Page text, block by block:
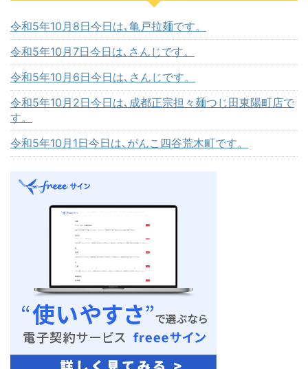
令和5年10月8日今日は､亀戸拉麺です。
令和5年10月7日今日は､さんじです。
令和5年10月6日今日は､さんじです。
令和5年10月2日今日は､成都正宗担々麺つじ田東陽町店で
す。
令和5年10月1日今日は､がんこ四谷荒木町です。